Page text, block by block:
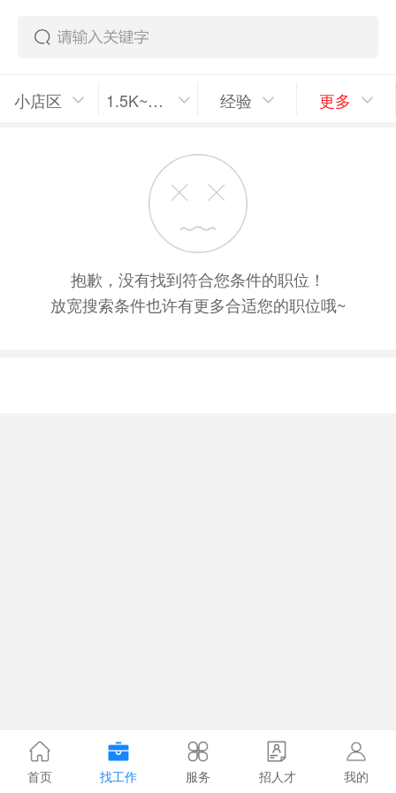
小店区 1.5K~2K/月 经验 更多
抱歉，没有找到符合您条件的职位！
放宽搜索条件也许有更多合适您的职位哦~
首页 找工作 服务 招人才 我的
1.1231s